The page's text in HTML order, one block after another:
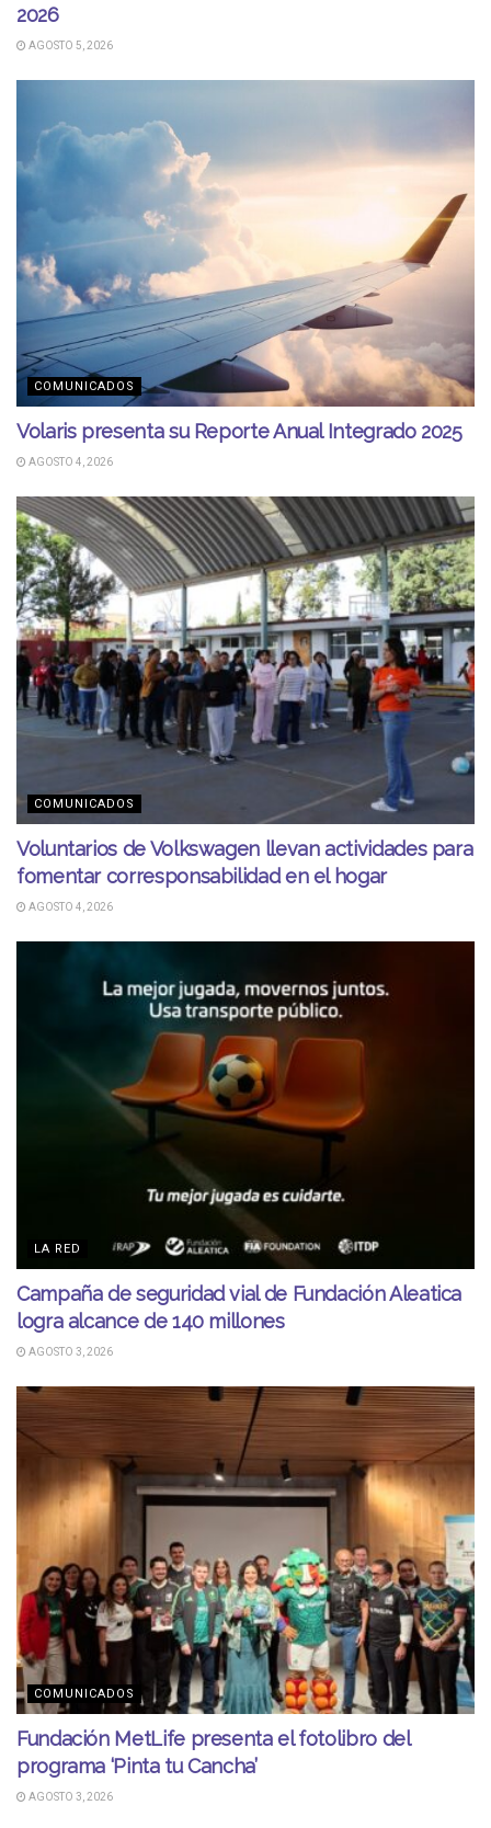
2026
AGOSTO 5, 2026
COMUNICADOS
Volaris presenta su Reporte Anual Integrado 2025
AGOSTO 4, 2026
COMUNICADOS
Voluntarios de Volkswagen llevan actividades para
fomentar corresponsabilidad en el hogar
AGOSTO 4, 2026
LA RED
Campaña de seguridad vial de Fundación Aleatica
logra alcance de 140 millones
AGOSTO 3, 2026
COMUNICADOS
Fundación MetLife presenta el fotolibro del
programa ‘Pinta tu Cancha’
AGOSTO 3, 2026